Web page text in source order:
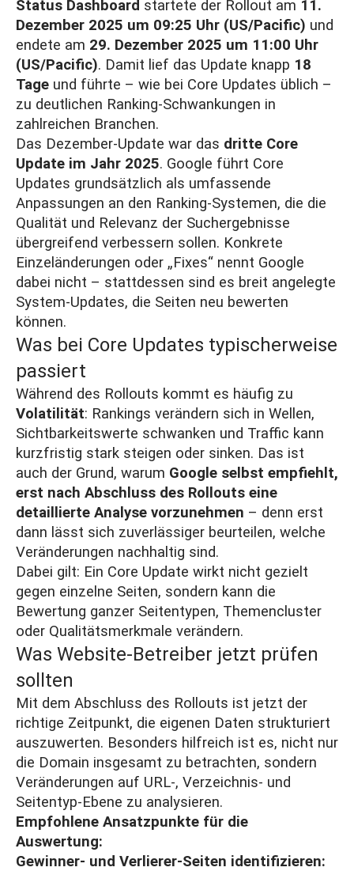
Status Dashboard startete der Rollout am 11.
Dezember 2025 um 09:25 Uhr (US/Pacific) und
endete am 29. Dezember 2025 um 11:00 Uhr
(US/Pacific). Damit lief das Update knapp 18
Tage und führte – wie bei Core Updates üblich –
zu deutlichen Ranking-Schwankungen in
zahlreichen Branchen.
Das Dezember-Update war das dritte Core
Update im Jahr 2025. Google führt Core
Updates grundsätzlich als umfassende
Anpassungen an den Ranking-Systemen, die die
Qualität und Relevanz der Suchergebnisse
übergreifend verbessern sollen. Konkrete
Einzeländerungen oder „Fixes“ nennt Google
dabei nicht – stattdessen sind es breit angelegte
System-Updates, die Seiten neu bewerten
können.
Was bei Core Updates typischerweise
passiert
Während des Rollouts kommt es häufig zu
Volatilität: Rankings verändern sich in Wellen,
Sichtbarkeitswerte schwanken und Traffic kann
kurzfristig stark steigen oder sinken. Das ist
auch der Grund, warum Google selbst empfiehlt,
erst nach Abschluss des Rollouts eine
detaillierte Analyse vorzunehmen – denn erst
dann lässt sich zuverlässiger beurteilen, welche
Veränderungen nachhaltig sind.
Dabei gilt: Ein Core Update wirkt nicht gezielt
gegen einzelne Seiten, sondern kann die
Bewertung ganzer Seitentypen, Themencluster
oder Qualitätsmerkmale verändern.
Was Website-Betreiber jetzt prüfen
sollten
Mit dem Abschluss des Rollouts ist jetzt der
richtige Zeitpunkt, die eigenen Daten strukturiert
auszuwerten. Besonders hilfreich ist es, nicht nur
die Domain insgesamt zu betrachten, sondern
Veränderungen auf URL-, Verzeichnis- und
Seitentyp-Ebene zu analysieren.
Empfohlene Ansatzpunkte für die
Auswertung:
Gewinner- und Verlierer-Seiten identifizieren: